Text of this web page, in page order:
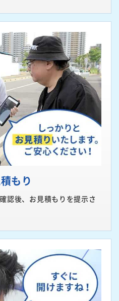
もり
認後、お見積もりを提示さ